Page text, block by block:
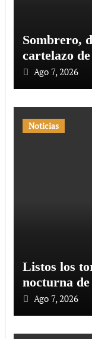
Sombrero,
cartelazo
Ago 7, 2026
Noticias
Listos los
nocturna
Ago 7, 2026